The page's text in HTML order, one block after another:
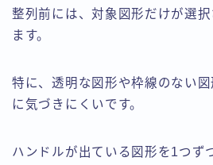
整列前には、対象図形だけが選
ます。
特に、透明な図形や枠線のない
に気づきにくいです。
ハンドルが出ている図形を1つず